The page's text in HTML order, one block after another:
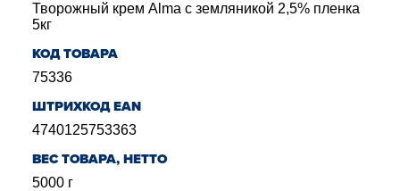
Творожный крем Alma с земляникой 2,5% пленка
5кг
КОД ТОВАРА
75336
ШТРИХКОД EAN
4740125753363
BЕС ТОВАРА, НЕТТО
5000 г